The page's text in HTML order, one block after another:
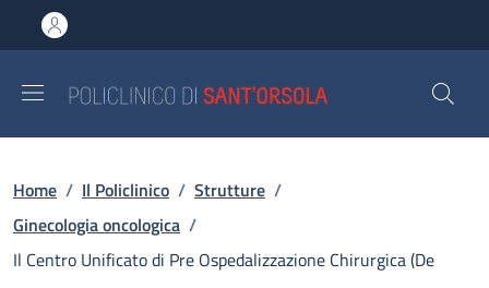
al contenuto principale
to footer content
Briciole di pane
Home / Il Policlinico / Strutture /
Ginecologia oncologica /
Il Centro Unificato di Pre Ospedalizzazione Chirurgica (De